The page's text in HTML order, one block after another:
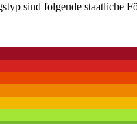
sind folgende staatliche